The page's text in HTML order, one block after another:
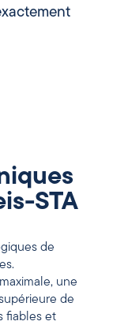
STA
de
une
de
fiables et